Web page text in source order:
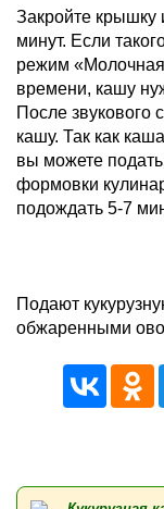
Закройте крышку
минут. Если
режим
времени, кашу
После звукового
кашу. Так как
вы можете
формовки
подождать 5-7
Подают
обжаренными